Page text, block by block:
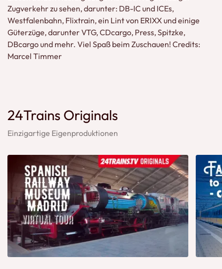
Zugverkehr zu sehen, darunter: DB-IC und ICEs,
Westfalenbahn, Flixtrain, ein Lint von ERIXX und einige
Güterzüge, darunter VTG, CDcargo, Press, Spitzke,
DBcargo und mehr. Viel Spaß beim Zuschauen! Credits:
Marcel Timmer
24Trains Originals
Einzigartige Eigenproduktionen